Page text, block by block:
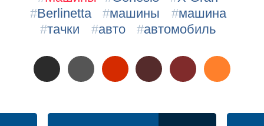
#Berlinetta #машины #машина
#тачки #авто #автомобиль